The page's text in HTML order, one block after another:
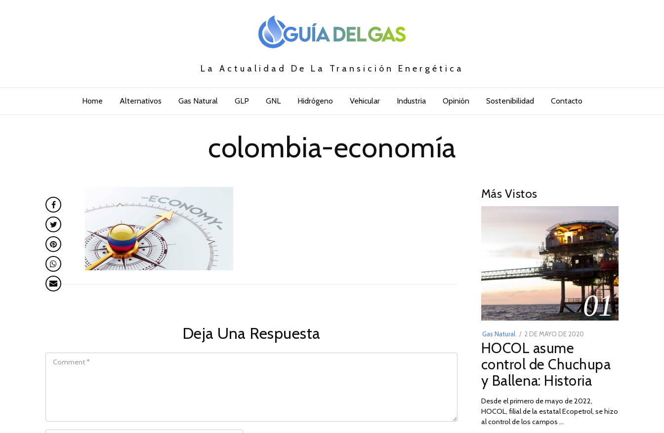
La Actualidad De La Transición Energética
Home Alternativos Gas Natural GLP GNL Hidrógeno Vehicular Industria Opinión Sostenibilidad Contacto
colombia-economía
Deja Una Respuesta
Más Vistos
01
Gas Natural
POSTED
ON
2 DE MAYO DE 2020
DE
2026
HOCOL asume
control de Chuchupa
y Ballena: Historia
Desde el primero de mayo de 2022,
HOCOL, filial de la estatal Ecopetrol, se hizo
al control de los campos …